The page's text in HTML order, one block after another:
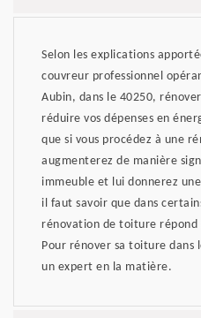
Selon les explications
couvreur professionnel
Aubin, dans le 40250,
réduire vos dépenses en
que si vous procédez à une
augmenterez de manière
immeuble et lui donnerez
il faut savoir que dans
rénovation de toiture répond
Pour rénover sa toiture dans
un expert en la matière.